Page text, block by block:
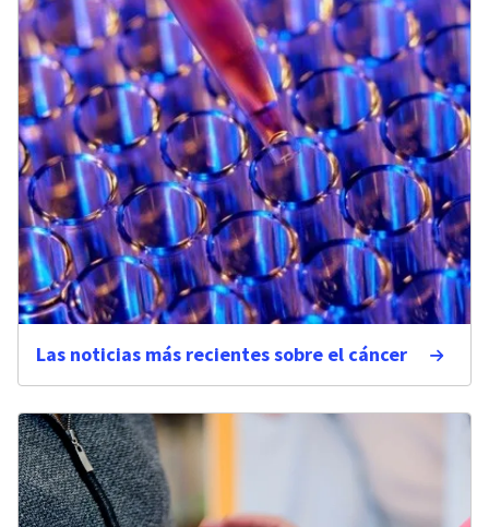
Las noticias más recientes sobre el cáncer